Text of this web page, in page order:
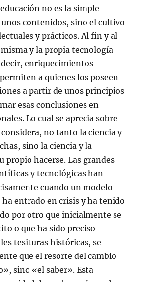
no es la simple
contenidos, sino el cultivo
y prácticos. Al fin y al
y la propia tecnología
enriquecimientos
a quienes los poseen
a partir de unos principios
esas conclusiones en
Lo cual se aprecia sobre
no tanto la ciencia y
sino la ciencia y la
propio hacerse. Las grandes
y tecnológicas han
cuando un modelo
entrado en crisis y ha tenido
por otro que inicialmente se
o que ha sido preciso
tesituras históricas, se
que el resorte del cambio
sino «el saber». Esta